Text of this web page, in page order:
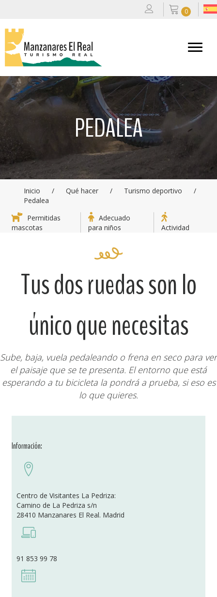
0
PEDALEA
Inicio / Qué hacer / Turismo deportivo
/
Pedalea
Permitidas
mascotas
Adecuado
para niños
Actividad
Tus dos ruedas son lo
único que necesitas
Sube, baja, vuela pedaleando o frena en seco para ver
el paisaje que se te presenta. El entorno que está
esperando a tu bicicleta la pondrá a prueba, si eso es
lo que quieres.
Información:
Centro de Visitantes La Pedriza:
Camino de La Pedriza s/n
28410 Manzanares El Real. Madrid
91 853 99 78